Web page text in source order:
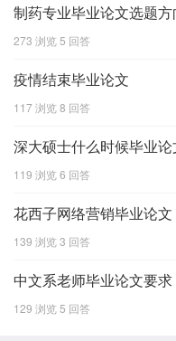
制药专业毕业论文选题方
273 浏览 5 回答
疫情结束毕业论文
117 浏览8 回答
深大硕士什么时候毕业论
119 浏览6 回答
花西子网络营销毕业论文
139 浏览3 回答
中文系老师毕业论文要求
129 浏览 5 回答